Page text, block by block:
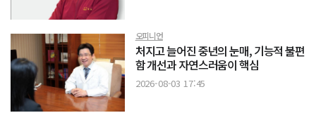
오피니언
처지고 늘어진 중년의 눈매, 기능적 불편
함 개선과 자연스러움이 핵심
2026-08-03 17:45